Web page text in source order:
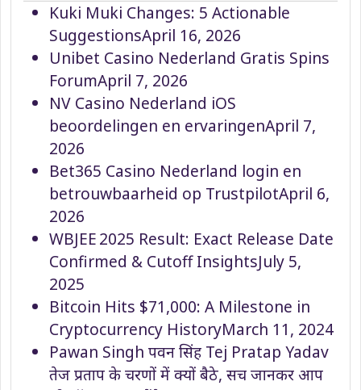
Kuki Muki Changes: 5 Actionable
SuggestionsApril 16, 2026
Unibet Casino Nederland Gratis Spins
ForumApril 7, 2026
NV Casino Nederland iOS
beoordelingen en ervaringenApril 7,
2026
Bet365 Casino Nederland login en
betrouwbaarheid op TrustpilotApril 6,
2026
WBJEE 2025 Result: Exact Release Date
Confirmed & Cutoff InsightsJuly 5,
2025
Bitcoin Hits $71,000: A Milestone in
Cryptocurrency HistoryMarch 11, 2024
Pawan Singh पवन सिंह Tej Pratap Yadav
तेज प्रताप के चरणों में क्यों बैठे, सच जानकर आप